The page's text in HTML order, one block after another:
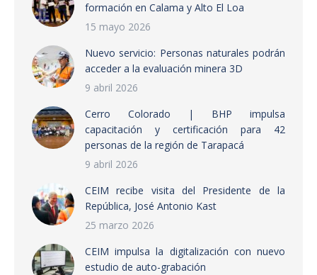
formación en Calama y Alto El Loa
15 mayo 2026
Nuevo servicio: Personas naturales podrán
acceder a la evaluación minera 3D
9 abril 2026
Cerro Colorado | BHP impulsa
capacitación y certificación para 42
personas de la región de Tarapacá
9 abril 2026
CEIM recibe visita del Presidente de la
República, José Antonio Kast
25 marzo 2026
CEIM impulsa la digitalización con nuevo
estudio de auto-grabación